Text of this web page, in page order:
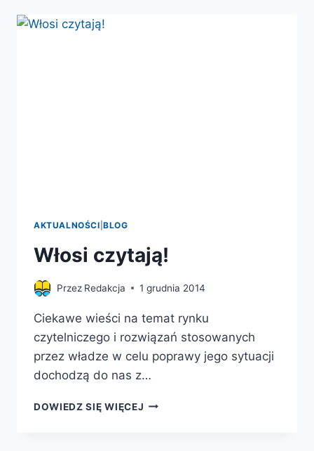
AKTUALNOŚCI |BLOG
Włosi czytają!
Przez Redakcja 1 grudnia 2014
Ciekawe wieści na temat rynku
czytelniczego i rozwiązań stosowanych
przez władze w celu poprawy jego sytuacji
dochodzą do nas z…
DOWIEDZ SIĘ WIĘCEJ WŁOSI